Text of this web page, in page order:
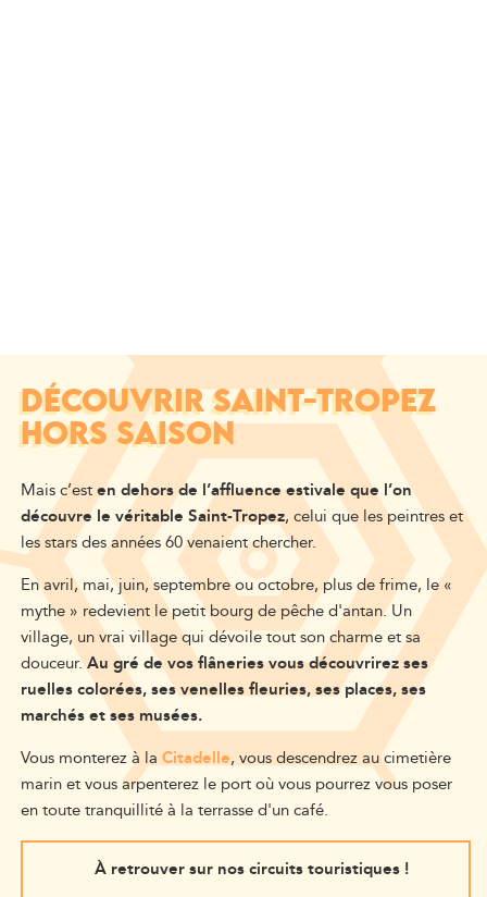
DÉCOUVRIR SAINT-TROPEZ
HORS SAISON
Mais c’esten dehors de l’affluence estivale que l’on
découvre le véritable Saint-Tropez, celui que les peintres et
les stars des années 60 venaient chercher.
En avril, mai, juin, septembre ou octobre, plus de frime, le «
mythe » redevient le petit bourg de pêche d'antan. Un
village, un vrai village qui dévoile tout son charme et sa
douceur.Au gré de vos flâneries vous découvrirez ses
ruelles colorées, ses venelles fleuries, ses places, ses
marchés et ses musées.
Vous monterez à la Citadelle, vous descendrez au cimetière
marin et vous arpenterez le port où vous pourrez vous poser
en toute tranquillité à la terrasse d'un café.
À retrouver sur nos circuits touristiques !